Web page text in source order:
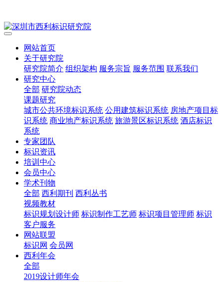
网站首页
关于研究院
研究院简介 组织架构 服务宗旨 服务范围 联系我们
研究中心
全部 研究院动态
课题研究
城市公共环境标识系统 公用建筑标识系统 房地产项目标
识系统 商业地产标识系统 旅游景区标识系统 酒店标识
系统
专家团队
标识资讯
培训中心
会员中心
学术刊物
全部 西利期刊 西利丛书
视频教材
标识规划设计师 标识制作工艺师 标识项目管理师 标识
客户服务
网站联盟
标识网 会员网
西利年会
全部
2019设计师年会